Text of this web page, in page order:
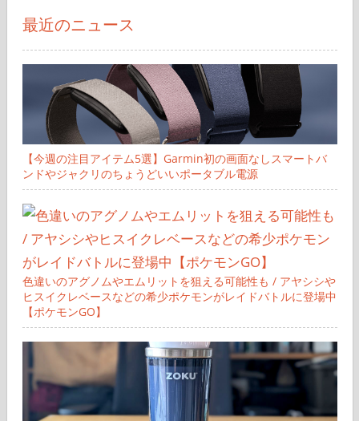
象:
【今週の注目アイテム5選】Garmin初の画面なしスマートバ
ンドやジャクリのちょうどいいポータブル電源
色違いのアグノムやエムリットを狙える可能性も / アヤシシや
ヒスイクレベースなどの希少ポケモンがレイドバトルに登場中
【ポケモンGO】